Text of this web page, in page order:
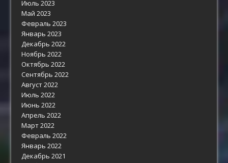
Июль 2023
Май 2023
Февраль 2023
Январь 2023
Декабрь 2022
Ноябрь 2022
Октябрь 2022
Сентябрь 2022
Август 2022
Июль 2022
Июнь 2022
Апрель 2022
Март 2022
Февраль 2022
Январь 2022
Декабрь 2021